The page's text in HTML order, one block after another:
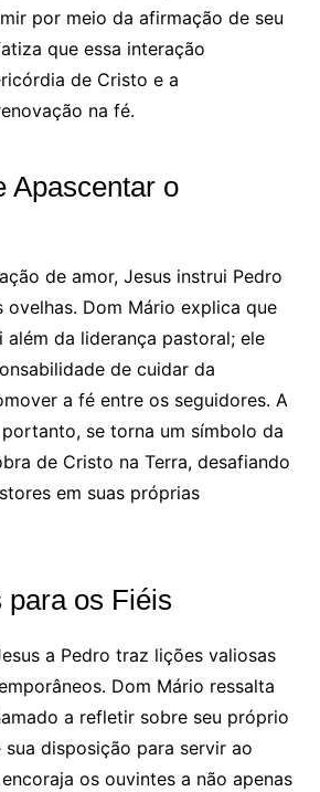
por meio da afirmação de seu
que essa interação
de Cristo e a
na fé.
Apascentar o
de amor, Jesus instrui Pedro
ovelhas. Dom Mário explica que
além da liderança pastoral; ele
de cuidar da
a fé entre os seguidores. A
se torna um símbolo da
de Cristo na Terra, desafiando
em suas próprias
para os Fiéis
a Pedro traz lições valiosas
Dom Mário ressalta
a refletir sobre seu próprio
disposição para servir ao
os ouvintes a não apenas